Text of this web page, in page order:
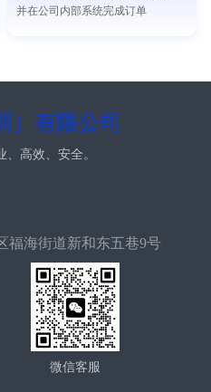
并在公司内部系统完成订单
）有限公司
高效、安全。
福海街道新和东五巷9号
微信客服